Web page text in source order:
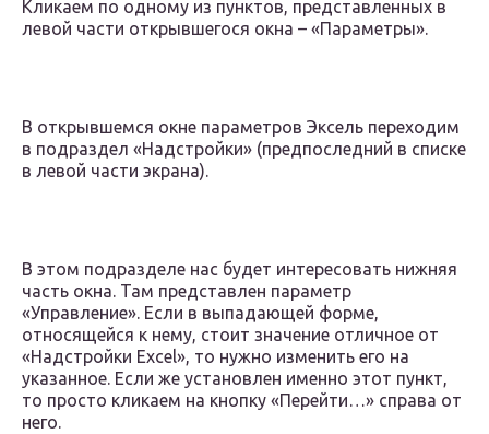
Кликаем по одному из пунктов, представленных в
левой части открывшегося окна – «Параметры».
В открывшемся окне параметров Эксель переходим
в подраздел «Надстройки» (предпоследний в списке
в левой части экрана).
В этом подразделе нас будет интересовать нижняя
часть окна. Там представлен параметр
«Управление». Если в выпадающей форме,
относящейся к нему, стоит значение отличное от
«Надстройки Excel», то нужно изменить его на
указанное. Если же установлен именно этот пункт,
то просто кликаем на кнопку «Перейти…» справа от
него.